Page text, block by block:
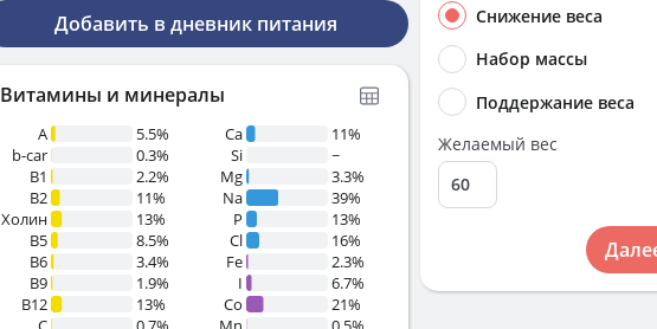
Добавить в дневник питания
Витамины и минералы
A
5.5%
b-car
0.3%
В1
2.2%
B2
11%
Холин
13%
B5
8.5%
B6
3.4%
B9
1.9%
B12
13%
Ca
11%
Si
~
Mg
3.3%
Na
39%
P
13%
Cl
16%
Fe
2.3%
I
6.7%
Co
21%
Снижение веса
Набор массы
Поддержание веса
Желаемый вес